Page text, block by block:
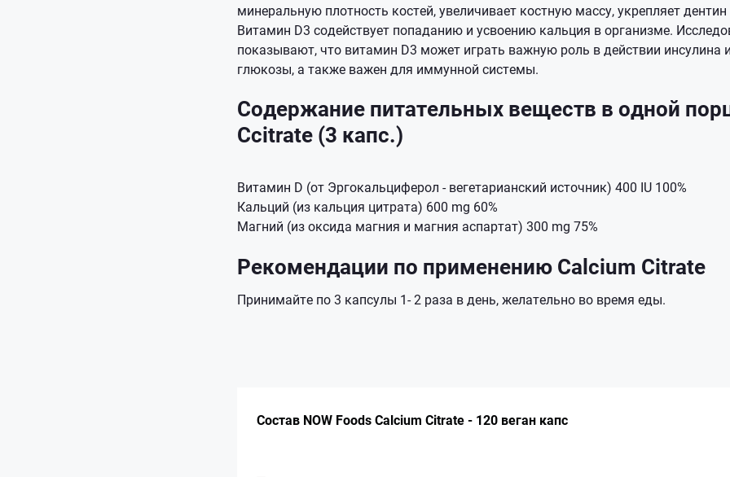
минеральную плотность костей, увеличивает костную массу, укрепляет
Витамин D3 содействует попаданию и усвоению кальция в организме.
показывают, что витамин D3 может играть важную роль в действии инсулина
глюкозы, а также важен для иммунной системы.
Содержание питательных веществ в одной
Ccitrate (3 капс.)
Витамин D (от Эргокальциферол - вегетарианский источник) 400 IU 100%
Кальций (из кальция цитрата) 600 mg 60%
Магний (из оксида магния и магния аспартат) 300 mg 75%
Рекомендации по применению Calcium Citrate
Принимайте по 3 капсулы 1- 2 раза в день, желательно во время еды.
Состав NOW Foods Calcium Citrate - 120 веган капс